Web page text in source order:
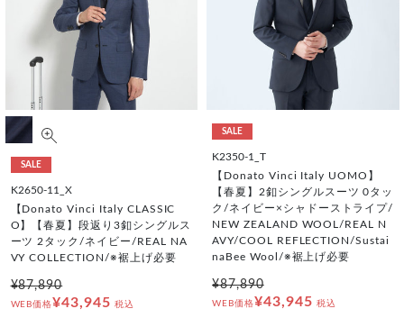
SALE
K2650-11_X
【Donato Vinci Italy CLASSIC
O】【春夏】段返り3釦シングルス
ーツ 2タック/ネイビー/REAL NA
VY COLLECTION/※裾上げ必要
¥87,890
WEB価格¥43,945 税込
SALE
K2350-1_T
【Donato Vinci Italy UOMO】
【春夏】2釦シングルスーツ 0タッ
ク/ネイビー×シャドーストライプ/
NEW ZEALAND WOOL/REAL N
AVY/COOL REFLECTION/Sustai
naBee Wool/※裾上げ必要
¥87,890
WEB価格¥43,945 税込